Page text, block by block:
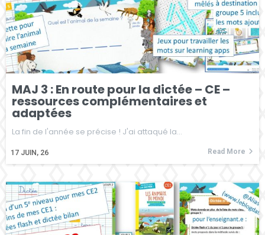
MAJ 3 : En route pour la dictée – CE –
ressources complémentaires et
adaptées
17 JUIN, 26
La fin de l'année se précise ! J'ai attaqué la…
Read More